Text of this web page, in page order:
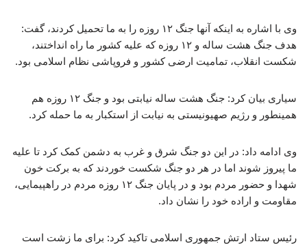
وی با اشاره به اینکه آنها جنگ ۱۲ روزه را به ما تحمیل کردند، گفت:
هدف جنگ هشت ساله و ۱۲ روزه که علیه کشور ما راه انداختند،
شکست انقلاب، تمامیت ارضی کشور و فروپاشی نظام اسلامی بود.
سیاری بیان کرد: جنگ هشت ساله نیابتی بود و جنگ ۱۲ روزه هم
همینطور و رژیم صهیونیستی به نیابت از استکبار به ما حمله کرد.
وی ادامه داد: در این دو جنگ شرق و غرب به دشمن کمک کرد تا علیه
ما پیروز شوند اما در هر دو جنگ شکست خوردند که به برکت خون
شهدا و حضور مردم بود و در پایان جنگ ۱۲ روزه مردم در راهپیمایی،
مقاومت و اراده خود را نشان داد.
رئیس ستاد ارتش جمهوری اسلامی تاکید کرد: برای ما زشت است